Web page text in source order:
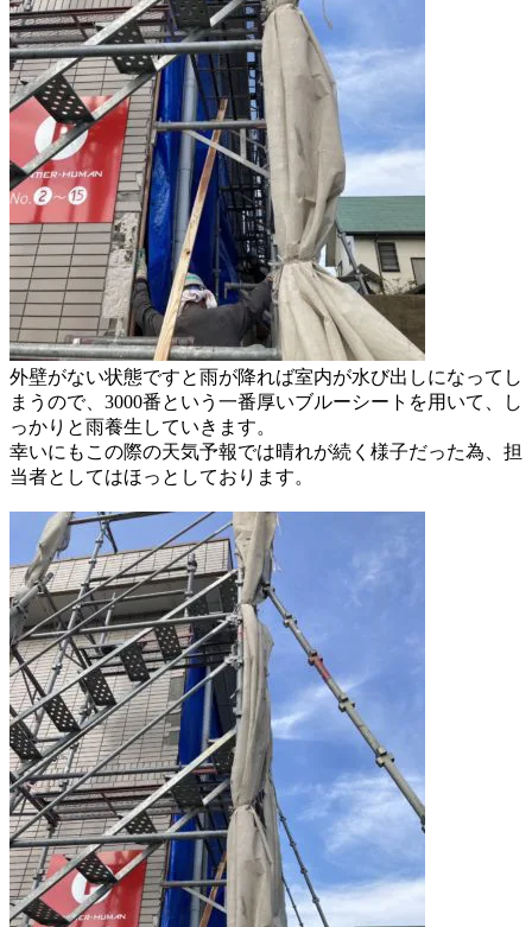
外壁がない状態ですと雨が降れば室内が水び出しになってし
まうので、 3000番という一番厚いブルーシートを用いて、し
っかりと雨養生していきます。
幸いにもこの際の天気予報では晴れが続く様子だった為、担
当者としてはほっとしております。